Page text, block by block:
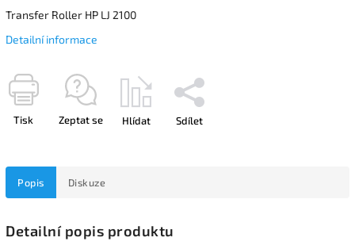
Transfer Roller HP LJ 2100
Detailní informace
Tisk Zeptat se Hlídat Sdílet
Popis Diskuze
Detailní popis produktu